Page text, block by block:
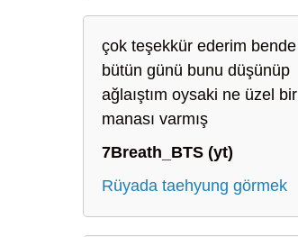
çok teşekkür ederim bende
bütün günü bunu düşünüp
ağlaıştım oysaki ne üzel bir
manası varmış
7Breath_BTS (yt)
Rüyada taehyung görmek